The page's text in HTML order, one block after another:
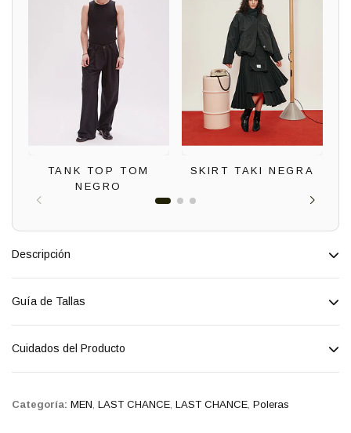
TANK TOP TOM
NEGRO
SKIRT TAKI NEGRA
Descripción
Guía de Tallas
Cuidados del Producto
Categoría: MEN, LAST CHANCE, LAST CHANCE, Poleras